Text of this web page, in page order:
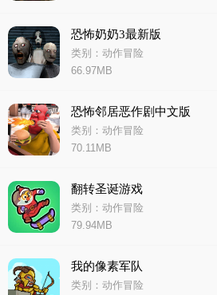
恐怖奶奶3最新版
类别：动作冒险
66.97MB
恐怖邻居恶作剧中文版
类别：动作冒险
70.11MB
翻转圣诞游戏
类别：动作冒险
79.94MB
我的像素军队
类别：动作冒险